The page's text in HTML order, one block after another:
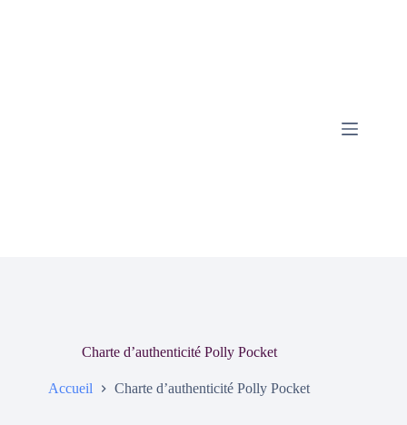
Charte d’authenticité Polly Pocket
Accueil Charte d’authenticité Polly Pocket